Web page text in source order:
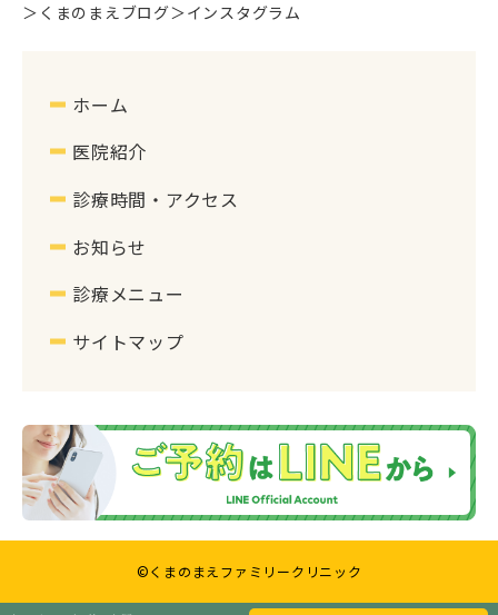
＞くまのまえブログ＞インスタグラム
ホーム
医院紹介
診療時間・アクセス
お知らせ
診療メニュー
サイトマップ
©くまのまえファミリークリニック